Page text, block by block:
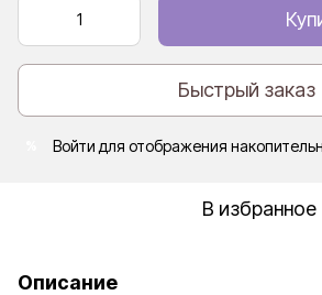
Быстрый заказ
Войти для отображения
В избранное
Описание